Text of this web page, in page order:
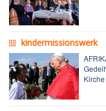
kindermissionswerk